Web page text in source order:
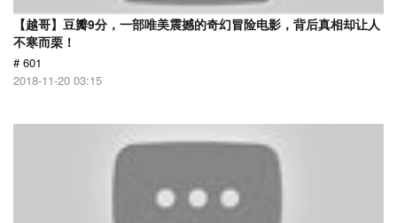
【越哥】豆瓣9分，一部唯美震撼的奇幻冒险电影，背后真相却让人
不寒而栗！
# 601
2018-11-20 03:15